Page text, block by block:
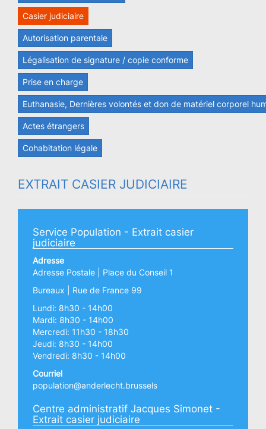
Casier judiciaire
Autorisation parentale
Légalisation de signature / copie conforme
Prise en charge
Euthanasie, Dernières volontés et don de matériel corporel
Actes étrangers
Cohabitation légale
EXTRAIT CASIER JUDICIAIRE
Service Population - Extrait casier
judiciaire
Adresse
Adresse Postale | Place du Conseil 1
Bureaux | Rue de France 99
Lundi: 8h30 - 14h00
Mardi: 8h30 - 14h00
Mercredi: 11h30 - 18h30
Jeudi: 8h30 - 14h00
Vendredi: 8h30 - 14h00
Courriel
population@anderlecht.brussels
Centre administratif Jacques Simonet -
Extrait casier judiciaire